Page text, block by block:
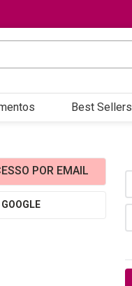
Best Sellers
POR EMAIL
GOOGLE